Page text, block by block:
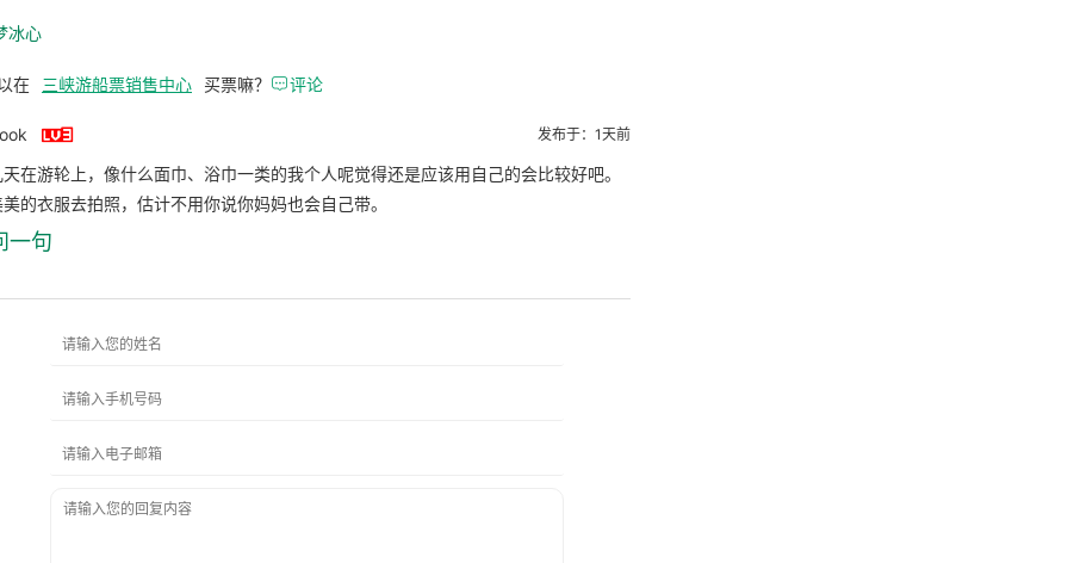
冰心
在 三峡游船票销售中心 买票嘛？ 评论
 发布于：1天前
在游轮上，像什么面巾、浴巾一类的我个人呢觉得还是应该用自己的会比较好吧。
的衣服去拍照，估计不用你说你妈妈也会自己带。
一句